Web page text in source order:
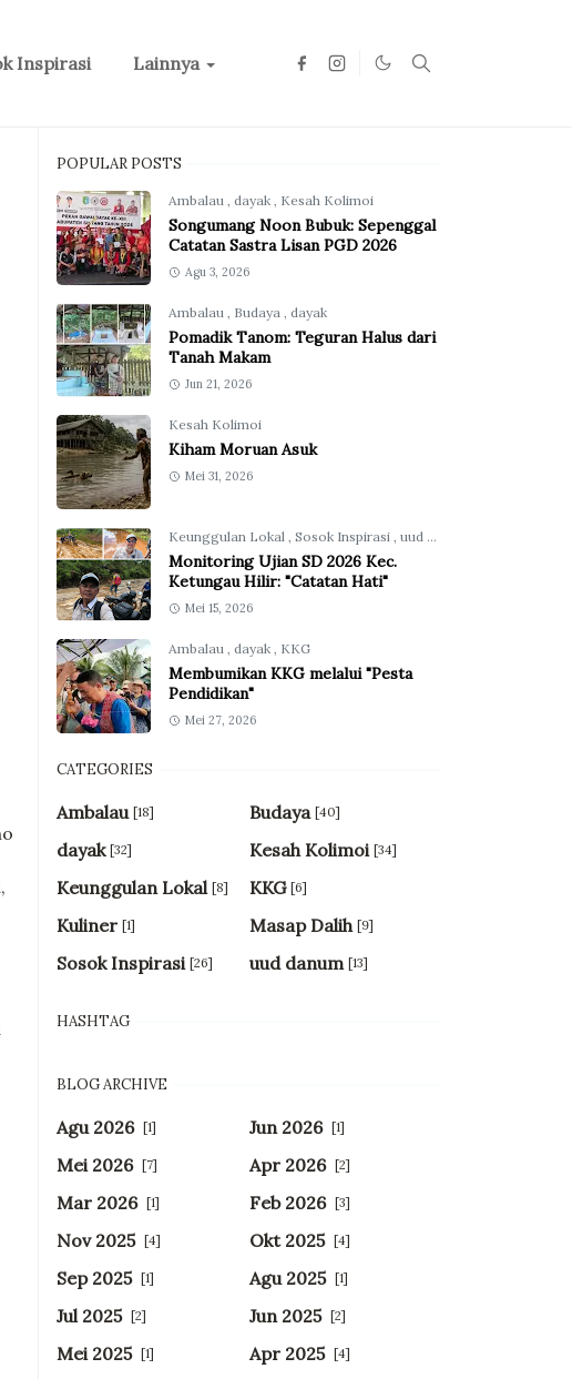
Inspirasi Lainnya
POPULAR POSTS
Ambalau , dayak , Kesah Kolimoi
Songumang Noon Bubuk: Sepenggal
Catatan Sastra Lisan PGD 2026
Agu 3, 2026
Ambalau , Budaya , dayak
Pomadik Tanom: Teguran Halus dari
Tanah Makam
Jun 21, 2026
Kesah Kolimoi
Kiham Moruan Asuk
Mei 31, 2026
Keunggulan Lokal , Sosok Inspirasi , uud danum
Monitoring Ujian SD 2026 Kec.
Ketungau Hilir: "Catatan Hati"
Mei 15, 2026
Ambalau , dayak , KKG
Membumikan KKG melalui "Pesta
Pendidikan"
Mei 27, 2026
CATEGORIES
Ambalau [18] Budaya [40]
dayak [32] Kesah Kolimoi [34]
Keunggulan Lokal [8] KKG [6]
Kuliner [1] Masap Dalih [9]
Sosok Inspirasi [26] uud danum [13]
HASHTAG
BLOG ARCHIVE
Agu 2026 [1] Jun 2026 [1]
Mei 2026 [7] Apr 2026 [2]
Mar 2026 [1] Feb 2026 [3]
Nov 2025 [4] Okt 2025 [4]
Sep 2025 [1] Agu 2025 [1]
Jul 2025 [2] Jun 2025 [2]
Mei 2025 [1] Apr 2025 [4]